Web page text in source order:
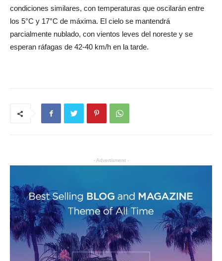
condiciones similares, con temperaturas que oscilarán entre
los 5°C y 17°C de máxima. El cielo se mantendrá
parcialmente nublado, con vientos leves del noreste y se
esperan ráfagas de 42-40 km/h en la tarde.
- Advertisment -